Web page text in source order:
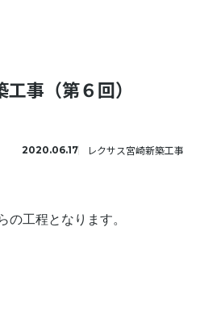
事（第６回）
2020.06.17 レクサス宮崎新築工事
の工程となります。